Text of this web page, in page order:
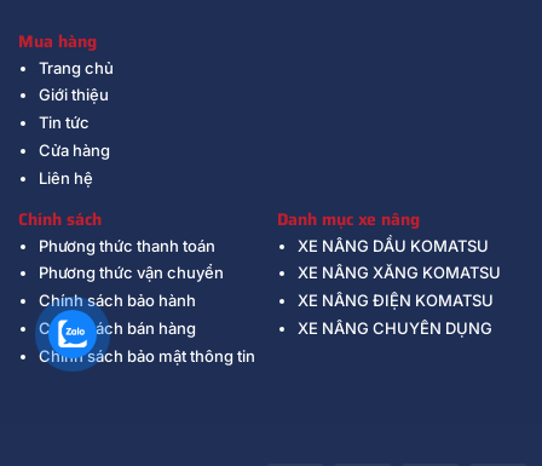
Mua hàng
Trang chủ
Giới thiệu
Tin tức
Cửa hàng
Liên hệ
Chính sách
Phương thức thanh toán
Phương thức vận chuyển
Chính sách bảo hành
Chính sách bán hàng
Chính sách bảo mật thông tin
Danh mục xe nâng
XE NÂNG DẦU KOMATSU
XE NÂNG XĂNG KOMATSU
XE NÂNG ĐIỆN KOMATSU
XE NÂNG CHUYÊN DỤNG